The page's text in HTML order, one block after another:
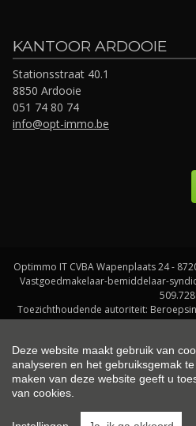
KANTOOR ARDOOIE
Stationsstraat 40.1
8850 Ardooie
051 74 80 74
info@opt-immo.be
Optimmo IT CVBA Wapenplaats 24 -
Vastgoedmakelaar-bemiddelaar-
509.728
Toezichthoudende autoriteit:
Luxemburgstraat 16 B
borgstelling via NV AXA
Deze website maakt gebruik van
analyseren en het gebruiksgemak
maken van deze website geeft u
van cookies.